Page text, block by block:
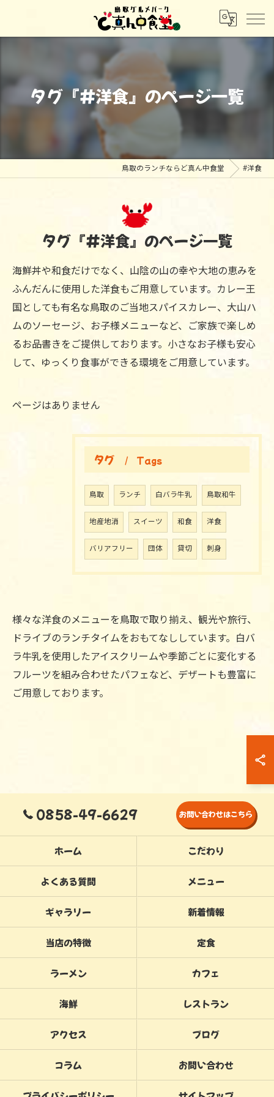
タグ『#洋食』のページ一覧
鳥取のランチならど真ん中食堂 #洋食
タグ『#洋食』のページ一覧
海鮮丼や和食だけでなく、山陰の山の幸や大地の恵みを
ふんだんに使用した洋食もご用意しています。カレー王
国としても有名な鳥取のご当地スパイスカレー、大山ハ
ムのソーセージ、お子様メニューなど、ご家族で楽しめ
るお品書きをご提供しております。小さなお子様も安心
して、ゆっくり食事ができる環境をご用意しています。
ページはありません
タグ Tags
鳥取 ランチ 白バラ牛乳 鳥取和牛
地産地消 スイーツ 和食 洋食
バリアフリー 団体 貸切 刺身
様々な洋食のメニューを鳥取で取り揃え、観光や旅行、
ドライブのランチタイムをおもてなししています。白バ
ラ牛乳を使用したアイスクリームや季節ごとに変化する
フルーツを組み合わせたパフェなど、デザートも豊富に
ご用意しております。
0858-49-6629 お問い合わせはこちら
ホーム こだわり
よくある質問 メニュー
ギャラリー 新着情報
当店の特徴 定食
ラーメン カフェ
海鮮 レストラン
アクセス ブログ
コラム お問い合わせ